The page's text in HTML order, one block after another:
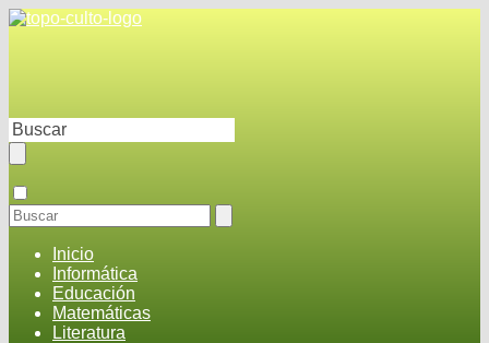
Inicio
Informática
Educación
Matemáticas
Literatura